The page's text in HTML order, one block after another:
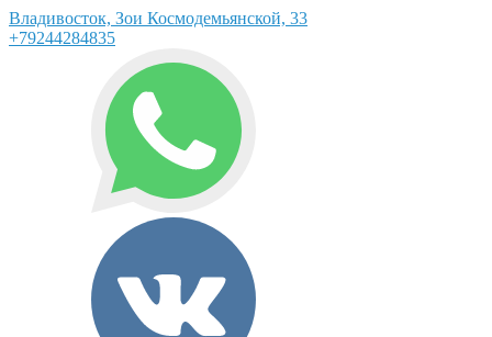
Владивосток, Зои Космодемьянской, 33
+79244284835